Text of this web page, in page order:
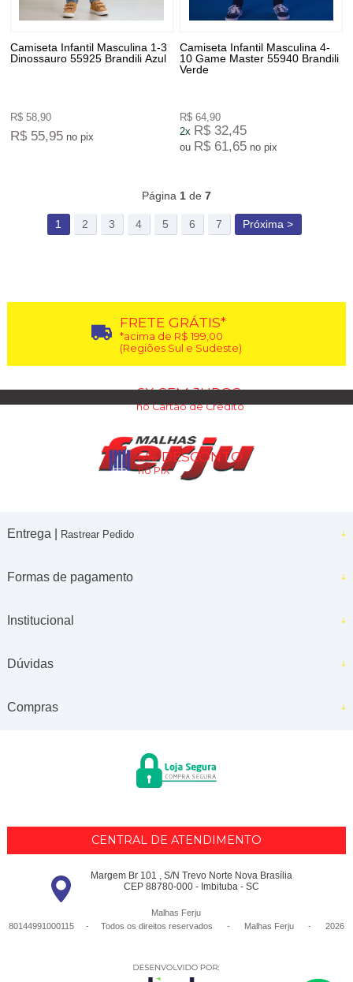
Camiseta Infantil Masculina 1-3
Dinossauro 55925 Brandili Azul
R$ 58,90
R$ 55,95 no pix
Camiseta Infantil Masculina 4-
10 Game Master 55940 Brandili
Verde
R$ 64,90
2x R$ 32,45
ou R$ 61,65 no pix
Página 1de 7
1 2 3 4 5 6 7 Próxima >
FRETE GRÁTIS*
*acima de R$ 199,00
(Regiões Sul e Sudeste)
6X SEM JUROS
no Cartão de Crédito
5% DESCONTO
no PIX
Entrega | Rastrear Pedido
Formas de pagamento
Institucional
Dúvidas
Compras
CENTRAL DE ATENDIMENTO
Margem Br 101 , S/N Trevo Norte Nova Brasília
CEP 88780-000 - Imbituba - SC
Malhas Ferju
80144991000115 - Todos os direitos reservados
- Malhas Ferju - 2026